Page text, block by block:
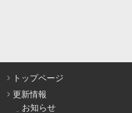
トップページ
更新情報
お知らせ